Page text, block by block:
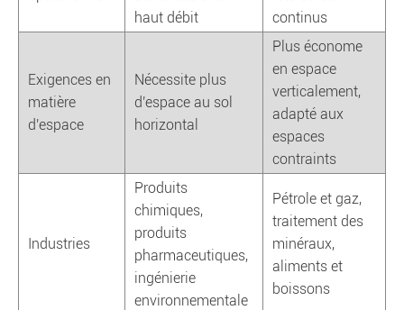
haut débit
continus
Exigences en
matière
d'espace
Nécessite plus
d'espace au sol
horizontal
Plus économe
en espace
verticalement,
adapté aux
espaces
contraints
Industries
Produits
chimiques,
produits
pharmaceutiques,
ingénierie
environnementale
Pétrole et gaz,
traitement des
minéraux,
aliments et
boissons